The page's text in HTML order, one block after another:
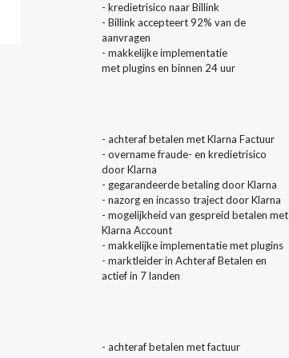
- kredietrisico naar Billink
- Billink accepteert 92% van de
aanvragen
- makkelijke implementatie
met plugins en binnen 24 uur
- achteraf betalen met Klarna Factuur
- overname fraude- en kredietrisico
door Klarna
- gegarandeerde betaling door Klarna
- nazorg en incasso traject door Klarna
- mogelijkheid van gespreid betalen met
Klarna Account
- makkelijke implementatie met plugins
- marktleider in Achteraf Betalen en
actief in 7 landen
- achteraf betalen met factuur